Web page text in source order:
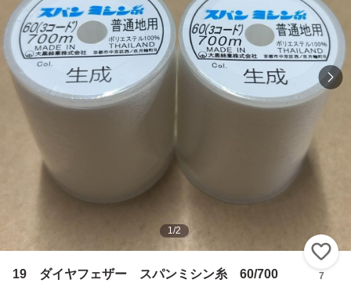
1/2
19 ダイヤフェザー スパンミシン糸 60/700
7